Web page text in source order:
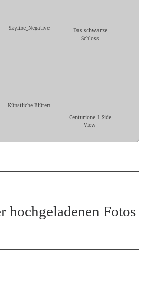
Skyline_Negative
Das schwarze
Schloss
Künstliche Blüten
Centurione 1 Side
View
hochgeladenen Fotos